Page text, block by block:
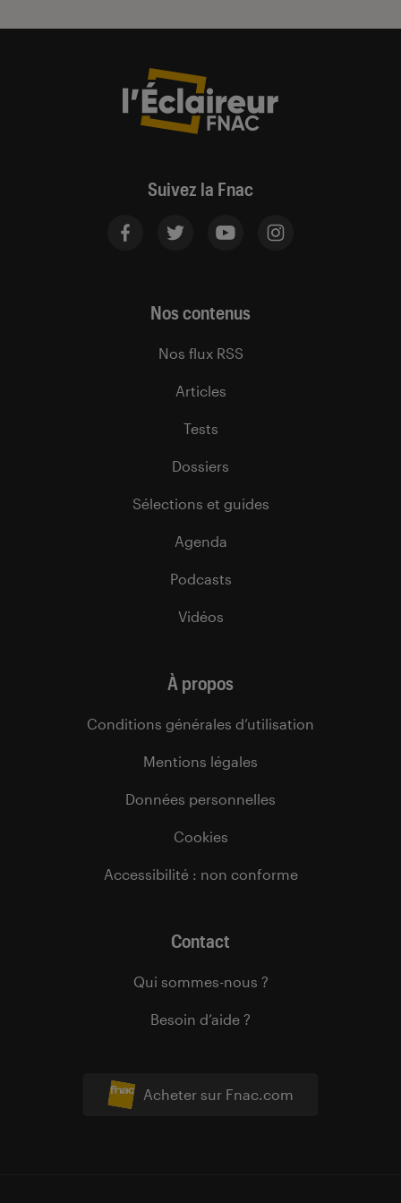
Suivez la Fnac
Acheter sur Fnac.com
Nos contenus
Nos flux RSS
Articles
Tests
Dossiers
Sélections et guides
Agenda
Podcasts
Vidéos
À propos
Conditions générales d’utilisation
Mentions légales
Données personnelles
Cookies
Accessibilité : non conforme
Contact
Qui sommes-nous ?
Besoin d’aide ?